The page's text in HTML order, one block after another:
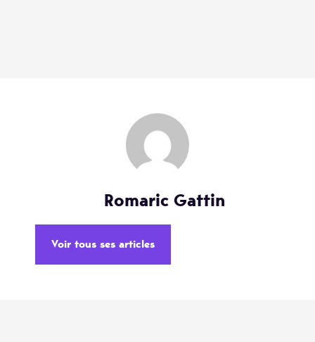
Romaric Gattin
Voir tous ses articles